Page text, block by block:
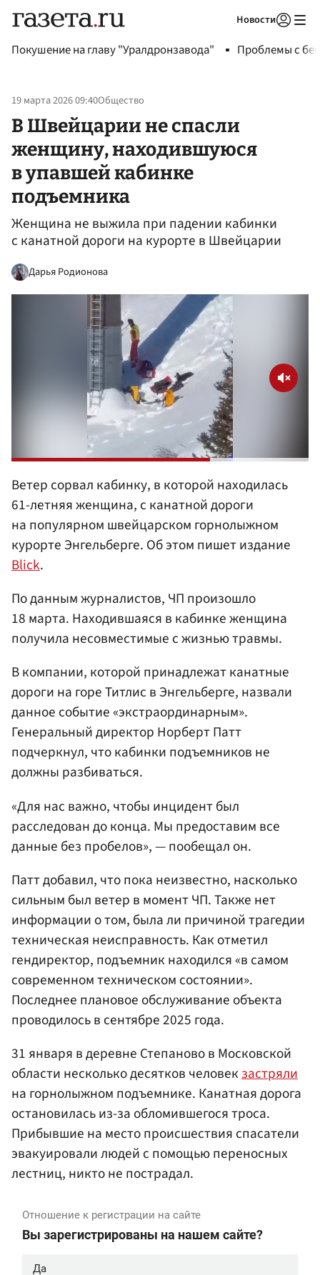
Новости
Покушение на главу "Уралдронзавода" Проблемы с
19 марта 2026 09:40Общество
В Швейцарии не спасли
женщину, находившуюся
в упавшей кабинке
подъемника
Женщина не выжила при падении кабинки
с канатной дороги на курорте в Швейцарии
Дарья Родионова
Ветер сорвал кабинку, в которой находилась
61-летняя женщина, с канатной дороги
на популярном швейцарском горнолыжном
курорте Энгельберге. Об этом пишет издание
Blick.
По данным журналистов, ЧП произошло
18 марта. Находившаяся в кабинке женщина
получила несовместимые с жизнью травмы.
В компании, которой принадлежат канатные
дороги на горе Титлис в Энгельберге, назвали
данное событие «экстраординарным».
Генеральный директор Норберт Патт
подчеркнул, что кабинки подъемников не
должны разбиваться.
«Для нас важно, чтобы инцидент был
расследован до конца. Мы предоставим все
данные без пробелов», — пообещал он.
Патт добавил, что пока неизвестно, насколько
сильным был ветер в момент ЧП. Также нет
информации о том, была ли причиной трагедии
техническая неисправность. Как отметил
гендиректор, подъемник находился «в самом
современном техническом состоянии».
Последнее плановое обслуживание объекта
проводилось в сентябре 2025 года.
31 января в деревне Степаново в Московской
области несколько десятков человекзастряли
на горнолыжном подъемнике. Канатная дорога
остановилась из-за обломившегося троса.
Прибывшие на место происшествия спасатели
эвакуировали людей с помощью переносных
лестниц, никто не пострадал.